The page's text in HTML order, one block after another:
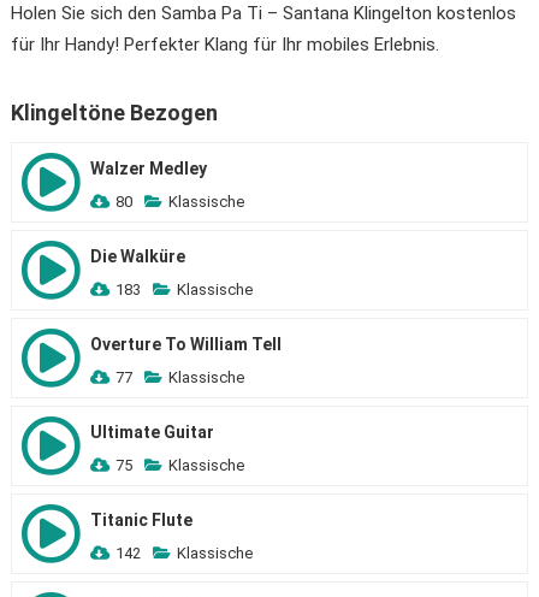
Holen Sie sich den Samba Pa Ti – Santana Klingelton kostenlos
für Ihr Handy! Perfekter Klang für Ihr mobiles Erlebnis.
Klingeltöne Bezogen
Walzer Medley
80 Klassische
Die Walküre
183 Klassische
Overture To William Tell
77 Klassische
Ultimate Guitar
75 Klassische
Titanic Flute
142 Klassische